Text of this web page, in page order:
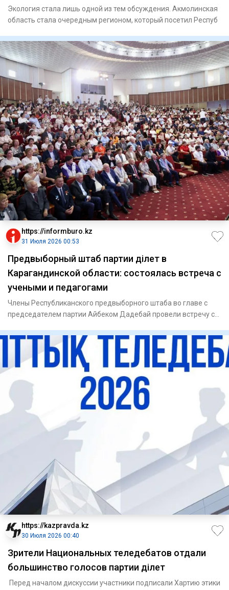
Экология стала лишь одной из тем обсуждения. Акмолинская
область стала очередным регионом, который посетил Респуб
https://informburo.kz
31 Июля 2026 00:53
Предвыборный штаб партии Әділет в
Карагандинской области: состоялась встреча с
учеными и педагогами
Члены Республиканского предвыборного штаба во главе с
председателем партии Айбеком Дадебай провели встречу с
https://kazpravda.kz
30 Июля 2026 00:40
Зрители Национальных теледебатов отдали
большинство голосов партии Әділет
Перед началом дискуссии участники подписали Хартию этики